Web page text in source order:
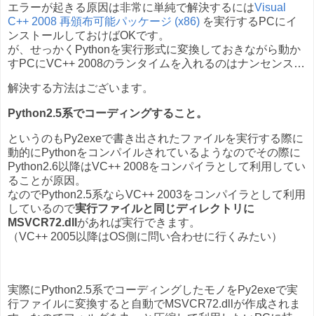
エラーが起きる原因は非常に単純で解決するにはVisual
C++ 2008 再頒布可能パッケージ (x86) を実行するPCにイ
ンストールしておけばOKです。
が、せっかくPythonを実行形式に変換しておきながら動か
すPCにVC++ 2008のランタイムを入れるのはナンセンス…
解決する方法はございます。
Python2.5系でコーディングすること。
というのもPy2exeで書き出されたファイルを実行する際に
動的にPythonをコンパイルされているようなのでその際に
Python2.6以降はVC++ 2008をコンパイラとして利用してい
ることが原因。
なのでPython2.5系ならVC++ 2003をコンパイラとして利用
しているので実行ファイルと同じディレクトリに
MSVCR72.dll があれば実行できます。
（VC++ 2005以降はOS側に問い合わせに行くみたい）
実際にPython2.5系でコーディングしたモノをPy2exeで実
行ファイルに変換すると自動でMSVCR72.dllが作成されま